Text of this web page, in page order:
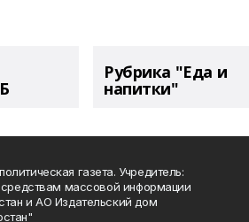
Рубрика "Еда и
напитки"
газета. Учредитель:
средствам массовой информации
и АО Издательский дом